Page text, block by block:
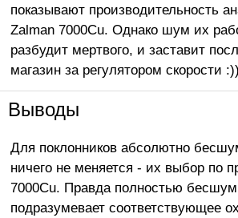
показывают производительность
Zalman 7000Cu. Однако шум их
разбудит мертвого, и заставит
магазин за регулятором скорости
Выводы
Для поклонников абсолютно
ничего не меняется - их выбор по
7000Cu. Правда полностью
подразумевает соответствующее